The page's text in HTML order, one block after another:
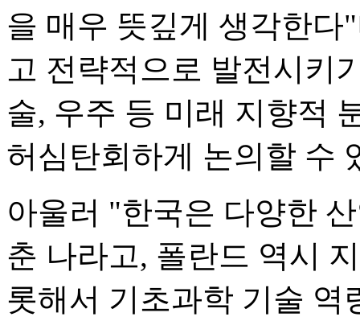
을 매우 뜻깊게 생각한
고 전략적으로 발전시키
술, 우주 등 미래 지향적
허심탄회하게 논의할 수
아울러 "한국은 다양한
춘 나라고, 폴란드 역시
롯해서 기초과학 기술